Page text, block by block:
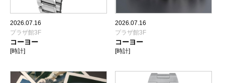
2026.07.16
プラザ館3F
コーヨー
[時計]
2026.07.16
プラザ館3F
コーヨー
[時計]